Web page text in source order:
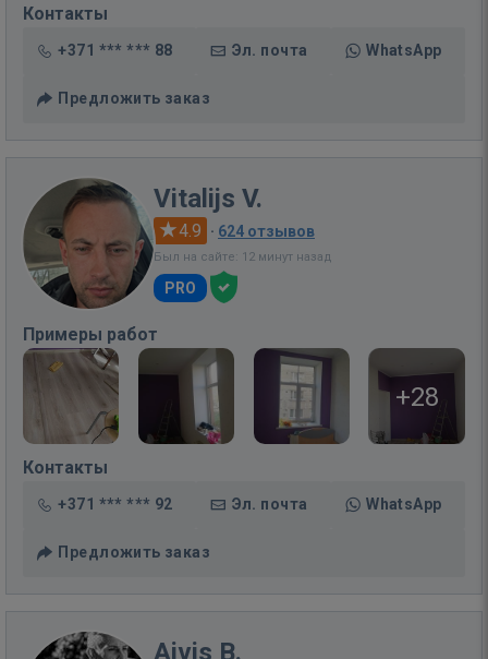
Контакты
+371 *** *** 88 Эл. почта WhatsApp
Предложить заказ
Vitalijs V.
4.9 · 624 отзывов
Был на сайте: 12 минут назад
PRO
Примеры работ
+28
Контакты
+371 *** *** 92 Эл. почта WhatsApp
Предложить заказ
Aivis B.